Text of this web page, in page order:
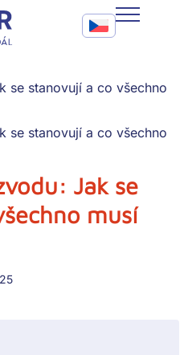
a co všechno musí
Call To Action
se stanovují a co všechno
Jak se
musí